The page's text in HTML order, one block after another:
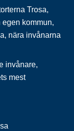
Trosa,
kommun,
nära invånarna
invånare,
mest